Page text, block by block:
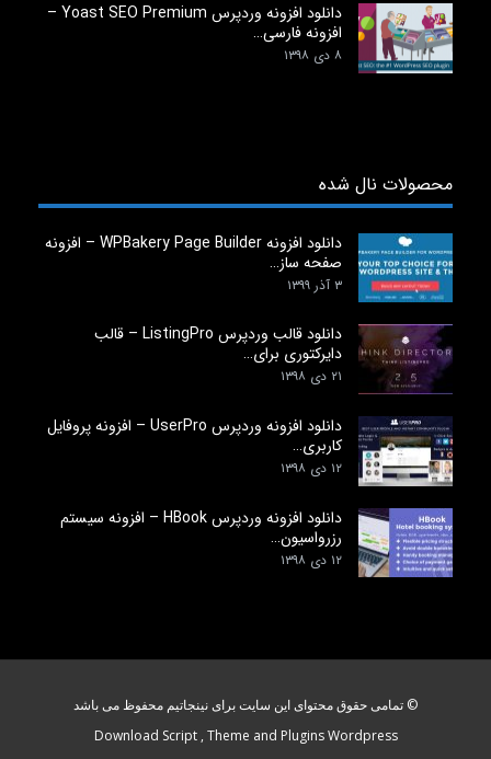
دانلود افزونه وردپرس Yoast SEO Premium –
افزونه فارسی…
۸ دی ۱۳۹۸
محصولات نال شده
دانلود افزونه WPBakery Page Builder – افزونه
صفحه ساز…
۳ آذر ۱۳۹۹
دانلود قالب وردپرس ListingPro – قالب
دایرکتوری برای…
۲۱ دی ۱۳۹۸
دانلود افزونه وردپرس UserPro – افزونه پروفایل
کاربری…
۱۲ دی ۱۳۹۸
دانلود افزونه وردپرس HBook – افزونه سیستم
رزرواسیون…
۱۲ دی ۱۳۹۸
© تمامی حقوق محتوای این سایت برای نینجاتیم محفوظ می باشد
Download Script , Theme and Plugins Wordpress